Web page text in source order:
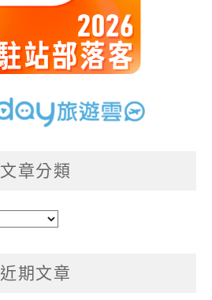
文章分類
近期文章